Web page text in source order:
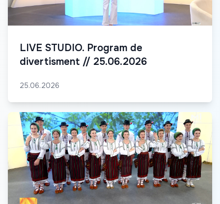
LIVE STUDIO. Program de
divertisment // 25.06.2026
25.06.2026